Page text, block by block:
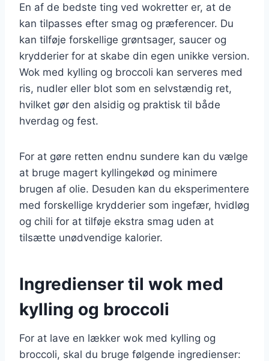
En af de bedste ting ved wokretter er, at de
kan tilpasses efter smag og præferencer. Du
kan tilføje forskellige grøntsager, saucer og
krydderier for at skabe din egen unikke version.
Wok med kylling og broccoli kan serveres med
ris, nudler eller blot som en selvstændig ret,
hvilket gør den alsidig og praktisk til både
hverdag og fest.
For at gøre retten endnu sundere kan du vælge
at bruge magert kyllingekød og minimere
brugen af olie. Desuden kan du eksperimentere
med forskellige krydderier som ingefær, hvidløg
og chili for at tilføje ekstra smag uden at
tilsætte unødvendige kalorier.
Ingredienser til wok med
kylling og broccoli
For at lave en lækker wok med kylling og
broccoli, skal du bruge følgende ingredienser: